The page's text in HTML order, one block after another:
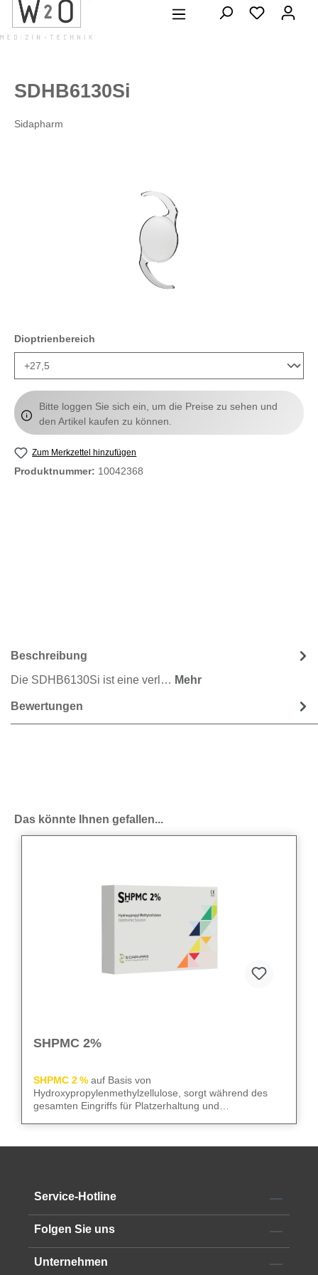
springen
SDHB6130Si
Sidapharm
Dioptrienbereich
Bitte loggen Sie sich ein, um die Preise zu sehen und
den Artikel kaufen zu können.
Zum Merkzettel hinzufügen
Produktnummer: 10042368
Beschreibung
Die SDHB6130Si ist eine verl… Mehr
Bewertungen
Produktgalerie überspringen
Das könnte Ihnen gefallen...
SHPMC 2%
SHPMC 2 % auf Basis von
Hydroxypropylenmethylzellulose, sorgt während des
gesamten Eingriffs für Platzerhaltung und
hohe HPMC-Konzentration. Die 2‑ml-Luer-Lock-Spritze
Alle technischen Informationen finden Sie im
Service-Hotline
Folgen Sie uns
Unternehmen